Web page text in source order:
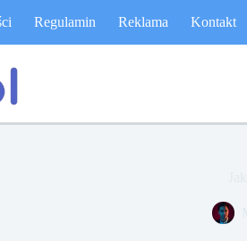
Regulamin Reklama Kontakt